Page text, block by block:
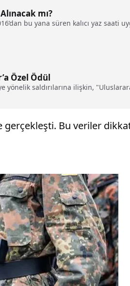
mı?
bu yana süren kalıcı yaz saati
Özel Ödül
yönelik saldırılarına ilişkin,
Bu veriler